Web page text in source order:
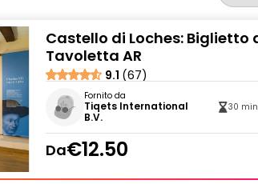
Castello di Loches: Biglietto
Tavoletta AR
9.1 (67)
Fornito da
Tiqets International
B.V.
30
Da€12.50